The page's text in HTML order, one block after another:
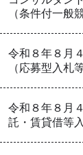
（条件付一般
令和８年８月
（応募型入札
令和８年８月
託・賃貸借等